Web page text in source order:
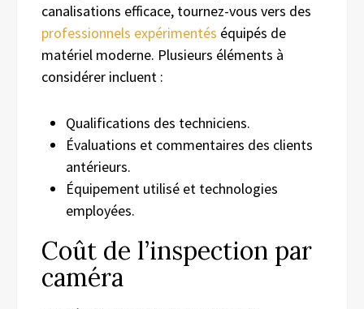
canalisations efficace, tournez-vous vers des
professionnels expérimentés équipés de
matériel moderne. Plusieurs éléments à
considérer incluent :
Qualifications des techniciens.
Évaluations et commentaires des clients
antérieurs.
Équipement utilisé et technologies
employées.
Coût de l’inspection par
caméra